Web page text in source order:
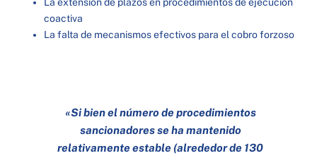
La extensión de plazos en procedimientos de ejecución
coactiva
La falta de mecanismos efectivos para el cobro forzoso
«Si bien el número de procedimientos
sancionadores se ha mantenido
relativamente estable (alrededor de 130